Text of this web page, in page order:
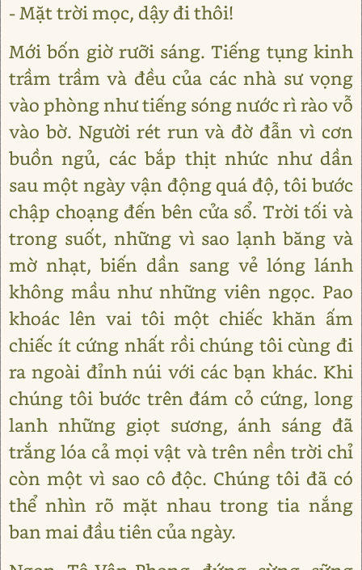
- Mặt trời mọc, dậy đi thôi!
Mới bốn giờ rưỡi sáng. Tiếng tụng kinh
trầm trầm và đều của các nhà sư vọng
vào phòng như tiếng sóng nước rì rào vỗ
vào bờ. Người rét run và đờ đẫn vì cơn
buồn ngủ, các bắp thịt nhức như dần
sau một ngày vận động quá độ, tôi bước
chập choạng đến bên cửa sổ. Trời tối và
trong suốt, những vì sao lạnh băng và
mờ nhạt, biến dần sang vẻ lóng lánh
không mầu như những viên ngọc. Pao
khoác lên vai tôi một chiếc khăn ấm
chiếc ít cứng nhất rồi chúng tôi cùng đi
ra ngoài đỉnh núi với các bạn khác. Khi
chúng tôi bước trên đám cỏ cứng, long
lanh những giọt sương, ánh sáng đã
trắng lóa cả mọi vật và trên nền trời chỉ
còn một vì sao cô độc. Chúng tôi đã có
thể nhìn rõ mặt nhau trong tia nắng
ban mai đầu tiên của ngày.